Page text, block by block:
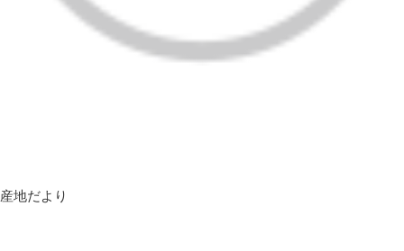
産地だより